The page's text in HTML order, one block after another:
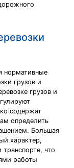
нормативные
грузов и
грузов и
содержат
определить
Большая
характер,
что
работы